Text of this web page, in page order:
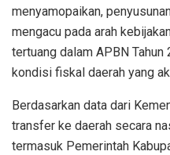
menyamopaikan,
mengacu pada arah
tertuang dalam APBN
kondisi fiskal daerah yang
Berdasarkan data dari
transfer ke daerah secara
termasuk Pemerintah